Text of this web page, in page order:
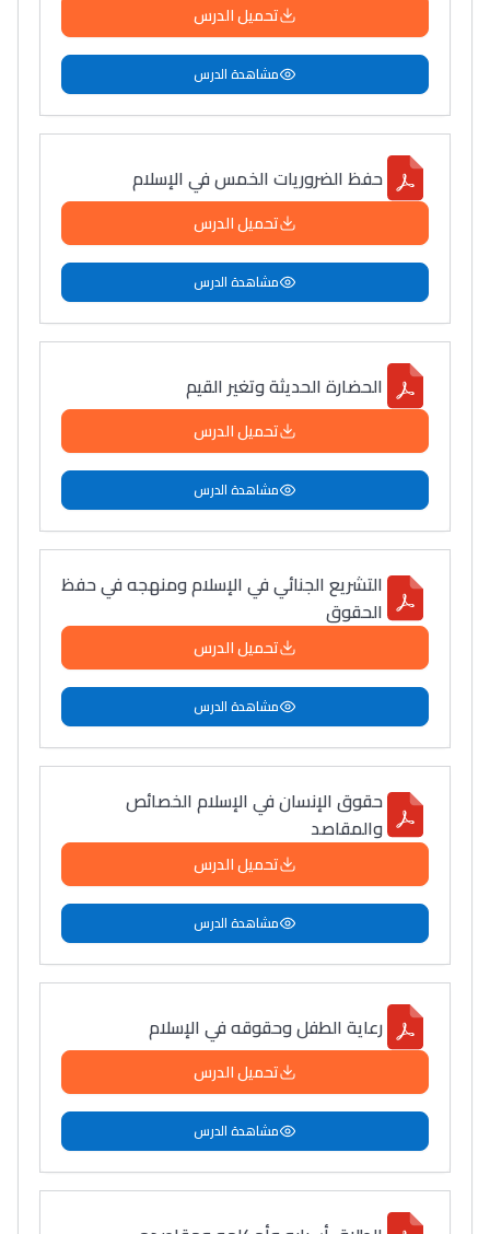
تحميل الدرس
مشاهدة الدرس
حفظ الضروريات الخمس في الإسلام
تحميل الدرس
مشاهدة الدرس
الحضارة الحديثة وتغير القيم
تحميل الدرس
مشاهدة الدرس
التشريع الجنائي في الإسلام ومنهجه في حفظ
الحقوق
تحميل الدرس
مشاهدة الدرس
حقوق الإنسان في الإسلام الخصائص
والمقاصد
تحميل الدرس
مشاهدة الدرس
رعاية الطفل وحقوقه في الإسلام
تحميل الدرس
مشاهدة الدرس